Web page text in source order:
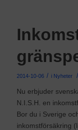
2014-10-06 / i Nyheter /
Nu erbjuder
N.I.S.H. en
Bor du i Sverige
inkomstförsäkring